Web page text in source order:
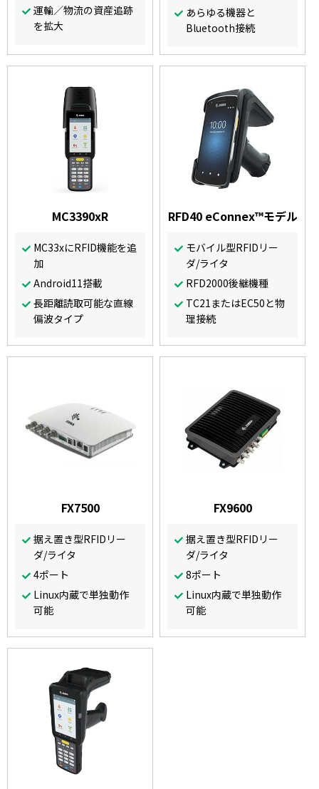
運輸／物流の資産追跡
を拡大
あらゆる機器と
Bluetooth接続
MC3390xR
MC33xにRFID機能を追
加
Android11搭載
長距離読取可能な直線
偏波タイプ
RFD40 eConnex™️モデル
モバイル型RFIDリー
ダ/ライタ
RFD2000後継機種
TC21またはEC50と物
理接続
FX7500
据え置き型RFIDリー
ダ/ライタ
4ポート
Linux内蔵で単独動作
可能
FX9600
据え置き型RFIDリー
ダ/ライタ
8ポート
Linux内蔵で単独動作
可能